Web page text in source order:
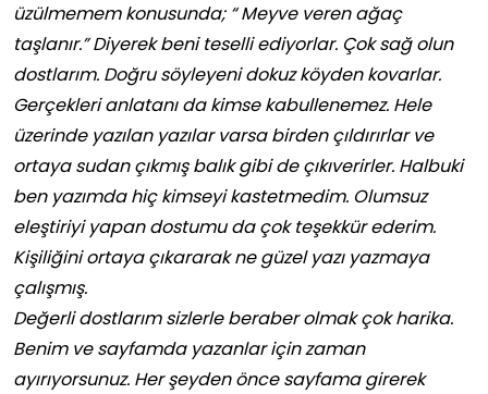
üzülmemem konusunda; “ Meyve veren ağaç
taşlanır.” Diyerek beni teselli ediyorlar. Çok sağ olun
dostlarım. Doğru söyleyeni dokuz köyden kovarlar.
Gerçekleri anlatanı da kimse kabullenemez. Hele
üzerinde yazılan yazılar varsa birden çıldırırlar ve
ortaya sudan çıkmış balık gibi de çıkıverirler. Halbuki
ben yazımda hiç kimseyi kastetmedim. Olumsuz
eleştiriyi yapan dostumu da çok teşekkür ederim.
Kişiliğini ortaya çıkararak ne güzel yazı yazmaya
çalışmış.
Değerli dostlarım sizlerle beraber olmak çok harika.
Benim ve sayfamda yazanlar için zaman
ayırıyorsunuz. Her şeyden önce sayfama girerek